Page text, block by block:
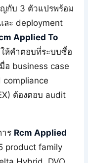
ญกับ 3 ตัวแปรพร้อม
ละ deployment
Applied To
ให้คำตอบที่ระบบซื้อ
อ business case
compliance
ต้องตอบ audit
าร Rcm Applied
product family